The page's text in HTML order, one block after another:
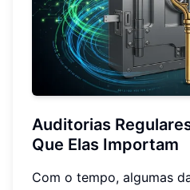
Auditorias
Que Elas Importam
Com o tempo, algumas